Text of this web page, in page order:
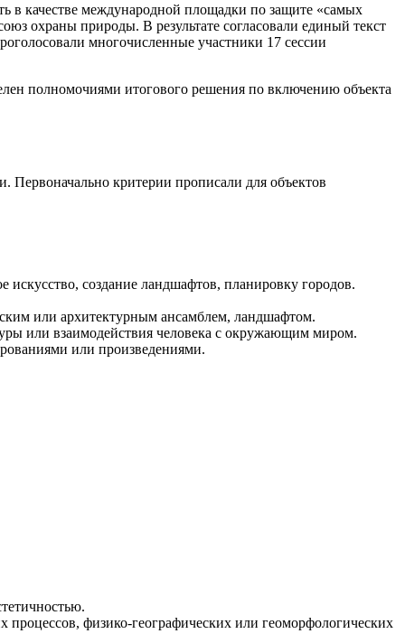
в качестве международной площадки по защите «самых
охраны природы. В результате согласовали единый текст
многочисленные участники 17 сессии
полномочиями итогового решения по включению объекта
Первоначально критерии прописали для объектов
искусство, создание ландшафтов, планировку городов.
или архитектурным ансамблем, ландшафтом.
или взаимодействия человека с окружающим миром.
или произведениями.
физико-географических или геоморфологических